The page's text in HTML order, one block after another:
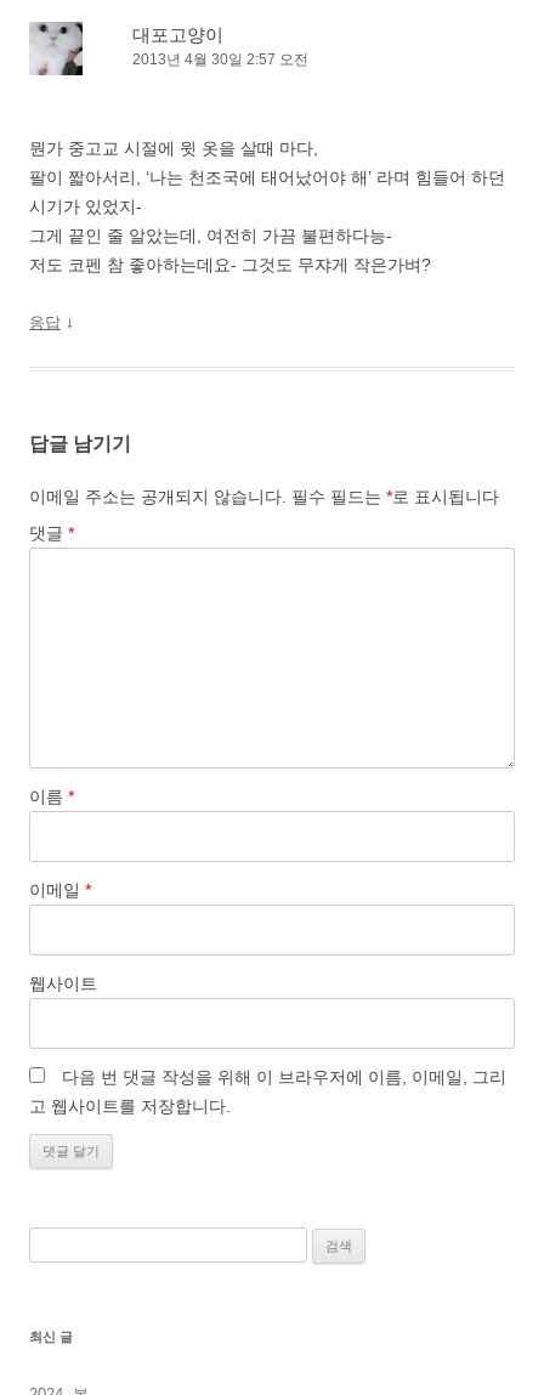
대포고양이
2013년 4월 30일 2:57 오전
뭔가 중고교 시절에 윗 옷을 살때 마다,
팔이 짧아서리, ‘나는 천조국에 태어났어야 해’ 라며 힘들어 하던
시기가 있었지-
그게 끝인 줄 알았는데, 여전히 가끔 불편하다능-
저도 코펜 참 좋아하는데요- 그것도 무쟈게 작은가벼?
응답 ↓
답글 남기기
이메일 주소는 공개되지 않습니다. 필수 필드는 *로 표시됩니다
댓글 *
이름 *
이메일 *
웹사이트
다음 번 댓글 작성을 위해 이 브라우저에 이름, 이메일, 그리
고 웹사이트를 저장합니다.
최신 글